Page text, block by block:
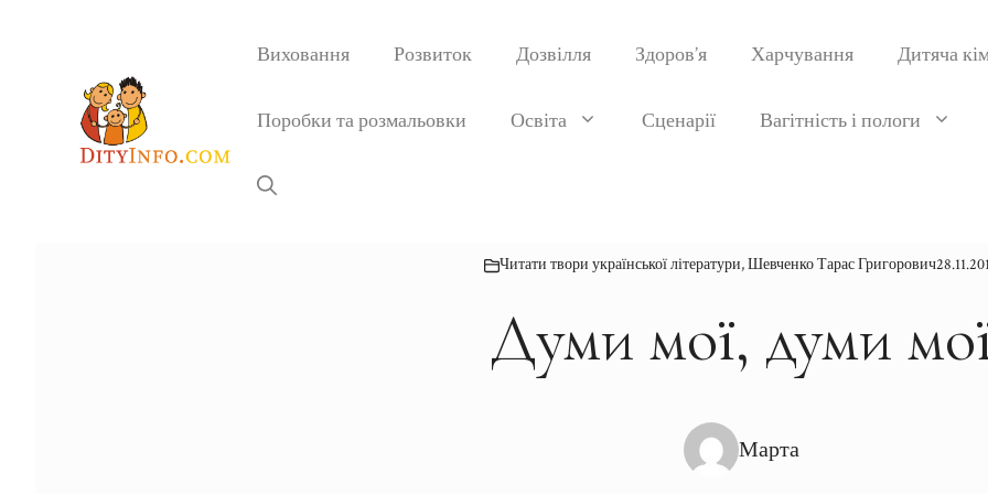
Виховання Розвиток Дозвілля Здоров’я Харчування Дитяча
Поробки та розмальовки Освіта Сценарії Вагітність і пологи
Читати твори української літератури,Шевченко Тарас Григорович
Думи мої, думи
Марта